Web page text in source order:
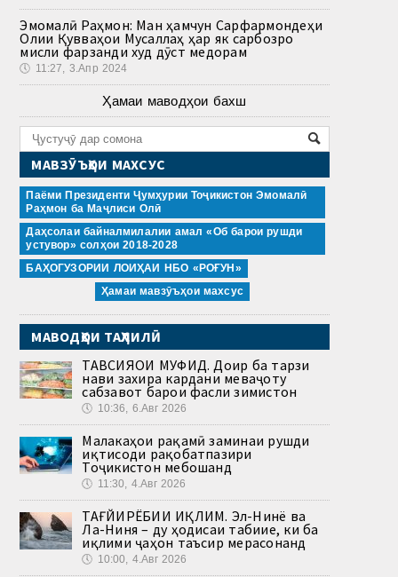
Эмомалӣ Раҳмон: Ман ҳамчун Сарфармондеҳи
Олии Қувваҳои Мусаллаҳ ҳар як сарбозро
мисли фарзанди худ дӯст медорам
🕔 11:27, 3.Апр 2024
Ҳамаи маводҳои бахш
МАВЗӮЪҲОИ МАХСУС
Паёми Президенти Ҷумҳурии Тоҷикистон Эмомалӣ
Раҳмон ба Маҷлиси Олӣ
Даҳсолаи байналмилалии амал «Об барои рушди
устувор» солҳои 2018-2028
БАҲОГУЗОРИИ ЛОИҲАИ НБО «РОҒУН»
Ҳамаи мавзӯъҳои махсус
МАВОДҲОИ ТАҲЛИЛӢ
ТАВСИЯҲОИ МУФИД. Доир ба тарзи
нави захира кардани меваҷоту
сабзавот барои фасли зимистон
🕔 10:36, 6.Авг 2026
Малакаҳои рақамӣ заминаи рушди
иқтисоди рақобатпазири
Тоҷикистон мебошанд
🕔 11:30, 4.Авг 2026
ТАҒЙИРЁБИИ ИҚЛИМ. Эл-Нинё ва
Ла-Ниня – ду ҳодисаи табиие, ки ба
иқлими ҷаҳон таъсир мерасонанд
🕔 10:00, 4.Авг 2026